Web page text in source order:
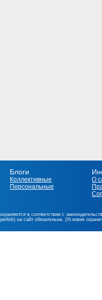
Блоги
Коллективные
Персональные
О
в соответствии с
на сайт обязательна. (Условия